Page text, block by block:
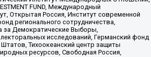
FUND, Международный
Открытая Россия, Институт современной
регионального сотрудничества,
за Демократические Выборы,
исследований, Германский фонд
Тихоокеанский центр защиты
ресурсов, Свободная Россия,